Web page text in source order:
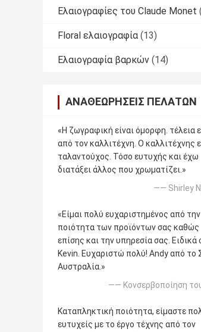
Ελαιογραφίες του Claude Monet
Floral ελαιογραφία (13)
Ελαιογραφία βαρκών (14)
ΑΝΑΘΕΩΡΉΣΕΙΣ ΠΕΛΑΤΏΝ
«Η ζωγραφική είναι όμορφη. τέλεια
από τον καλλιτέχνη. Ο καλλιτέχνης
ταλαντούχος. Τόσο ευτυχής και έχω
διατάξει άλλος που χρωματίζει.»
—— Shirley
«Είμαι πολύ ευχαριστημένος από την
ποιότητα των προϊόντων σας καθώς
επίσης και την υπηρεσία σας. Ειδικά
Kevin. Ευχαριστώ πολύ! Andy από το
Αυστραλία.»
—— Κονσερβοποίηση
Καταπληκτική ποιότητα, είμαστε
ευτυχείς με το έργο τέχνης από τον